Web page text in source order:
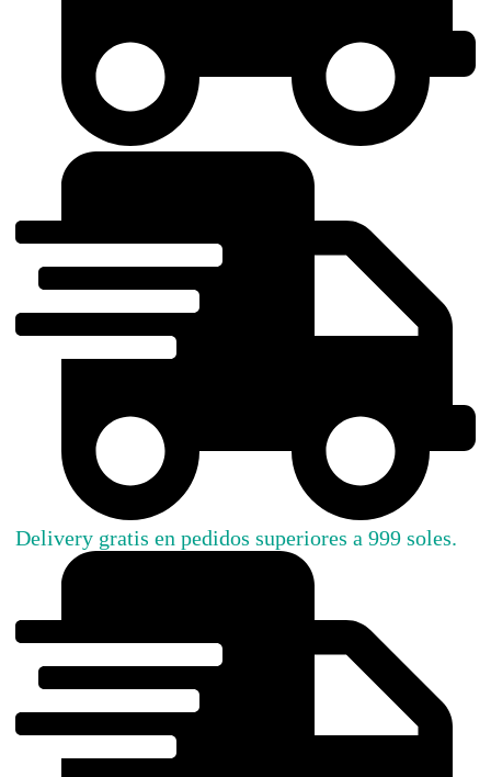
Delivery gratis en pedidos superiores a 999 soles.